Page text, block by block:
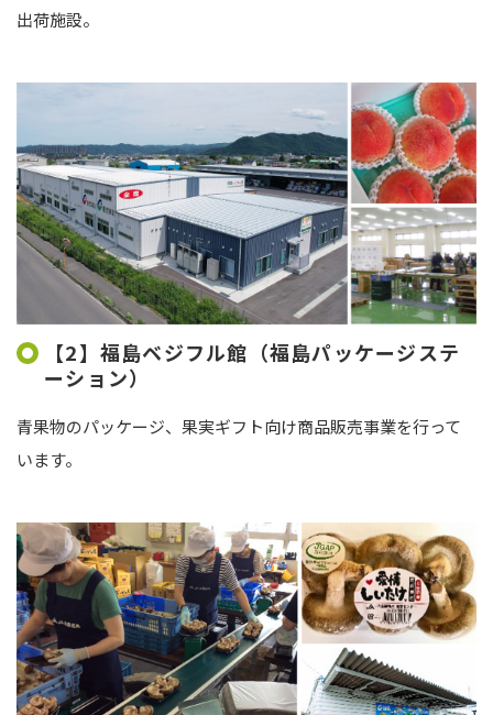
出荷施設。
【2】福島ベジフル館（福島パッケージステ
ーション）
青果物のパッケージ、果実ギフト向け商品販売事業を行って
います。